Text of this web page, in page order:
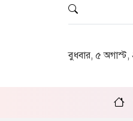
বুধবার, ৫